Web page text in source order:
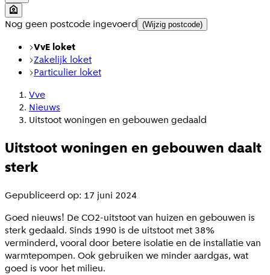
Nog geen postcode ingevoerd (Wijzig postcode)
VvE loket
Zakelijk loket
Particulier loket
Vve
Nieuws
Uitstoot woningen en gebouwen gedaald
Uitstoot woningen en gebouwen daalt
sterk
Gepubliceerd op: 17 juni 2024
Goed nieuws! De CO2-uitstoot van huizen en gebouwen is
sterk gedaald. Sinds 1990 is de uitstoot met 38%
verminderd, vooral door betere isolatie en de installatie van
warmtepompen. Ook gebruiken we minder aardgas, wat
goed is voor het milieu.